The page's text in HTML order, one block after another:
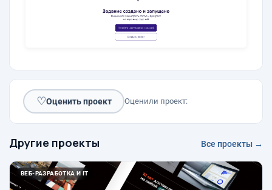
♡Оценить проект Оценили проект:
Другие проекты Все проекты →
ВЕБ-РАЗРАБОТКА И IT